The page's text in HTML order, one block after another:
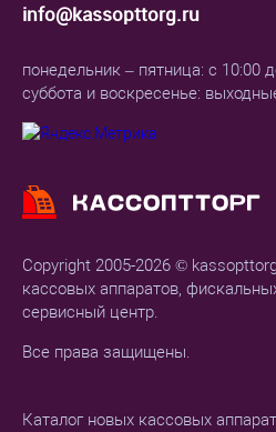
Copyright 2005-2026 ©
кассовых аппаратов,
сервисный центр.
Все права защищены.
Каталог новых кассовых
info@kassopttorg.ru
понедельник – пятница: с 10:00
суббота и воскресенье: